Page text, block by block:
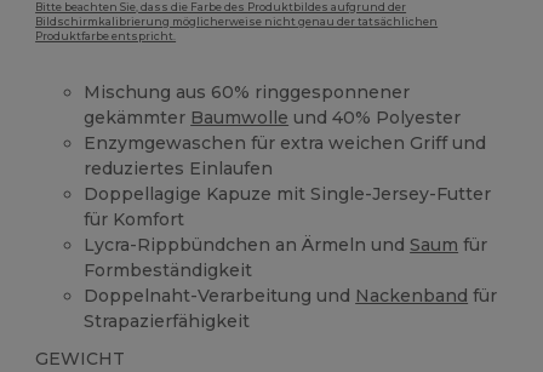
Bitte beachten Sie, dass die Farbe des Produktbildes aufgrund der
Bildschirmkalibrierung möglicherweise nicht genau der tatsächlichen
Produktfarbe entspricht.
Mischung aus 60% ringgesponnener
gekämmter Baumwolle und 40% Polyester
Enzymgewaschen für extra weichen Griff und
reduziertes Einlaufen
Doppellagige Kapuze mit Single-Jersey-Futter
für Komfort
Lycra-Rippbündchen an Ärmeln undSaum für
Formbeständigkeit
Doppelnaht-Verarbeitung und Nackenband für
Strapazierfähigkeit
GEWICHT